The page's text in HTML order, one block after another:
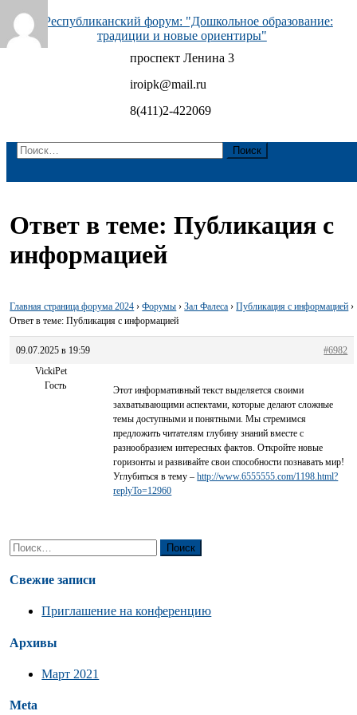
Skip
to
content
Республиканский форум: "Дошкольное образование:
традиции и новые ориентиры"
проспект Ленина 3
iroipk@mail.ru
8(411)2-422069
Найти:
Ответ в теме: Публикация с
информацией
Главная страница форума 2024 › Форумы › Зал Фалеса › Публикация с информацией ›
Ответ в теме: Публикация с информацией
09.07.2025 в 19:59
#6982
VickiPet
Гость
Этот информативный текст выделяется своими
захватывающими аспектами, которые делают сложные
темы доступными и понятными. Мы стремимся
предложить читателям глубину знаний вместе с
разнообразием интересных фактов. Откройте новые
горизонты и развивайте свои способности познавать мир!
Углубиться в тему –http://www.6555555.com/1198.html?
replyTo=12960
Найти:
Свежие записи
Приглашение на конференцию
Архивы
Март 2021
Meta